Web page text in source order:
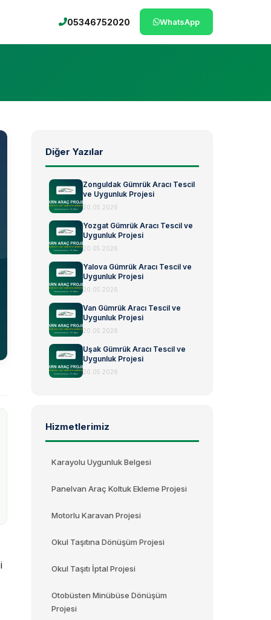
05346752020 WhatsApp
Diğer Yazılar
Zonguldak Gümrük Aracı Tescil
ve Uygunluk Projesi
20.05.2026
Yozgat Gümrük Aracı Tescil ve
Uygunluk Projesi
20.05.2026
Yalova Gümrük Aracı Tescil ve
Uygunluk Projesi
20.05.2026
Van Gümrük Aracı Tescil ve
Uygunluk Projesi
20.05.2026
Uşak Gümrük Aracı Tescil ve
Uygunluk Projesi
20.05.2026
Hizmetlerimiz
Karayolu Uygunluk Belgesi
Panelvan Araç Koltuk Ekleme Projesi
Motorlu Karavan Projesi
Okul Taşıtına Dönüşüm Projesi
Okul Taşıtı İptal Projesi
Otobüsten Minübüse Dönüşüm
Projesi